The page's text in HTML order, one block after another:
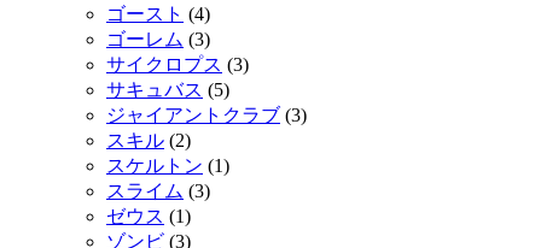
ゴースト (4)
ゴーレム (3)
サイクロプス (3)
サキュバス (5)
ジャイアントクラブ (3)
スキル (2)
スケルトン (1)
スライム (3)
ゼウス (1)
ゾンビ (3)